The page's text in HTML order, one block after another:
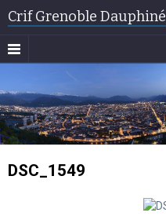
Crif Grenoble Dauphiné
DSC_1549